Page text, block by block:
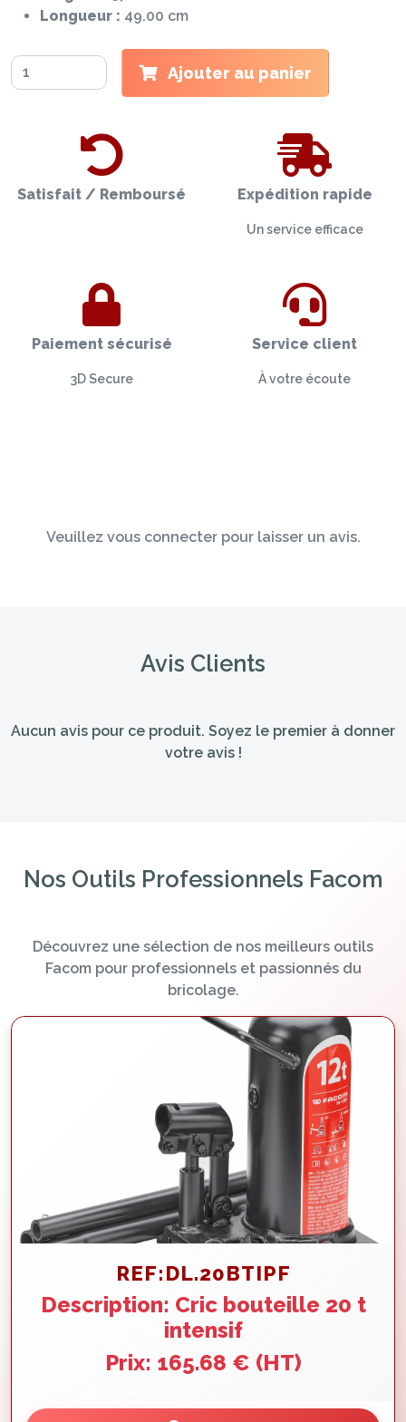
Longueur : 49.00 cm
Ajouter au panier
Satisfait / Remboursé Expédition rapide
Un service efficace
Paiement sécurisé
3D Secure
Service client
À votre écoute
Veuillez vous connecter pour laisser un avis.
Avis Clients
Aucun avis pour ce produit. Soyez le premier à donner
votre avis !
Nos Outils Professionnels Facom
Découvrez une sélection de nos meilleurs outils
Facom pour professionnels et passionnés du
bricolage.
REF:DL.20BTIPF
Description: Cric bouteille 20 t
intensif
Prix: 165.68 € (HT)